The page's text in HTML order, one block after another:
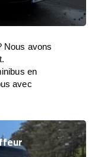
Nous avons
en
avec